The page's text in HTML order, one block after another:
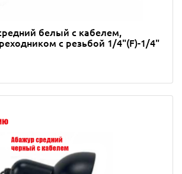
белый с кабелем,
с резьбой 1/4"(F)-1/4"